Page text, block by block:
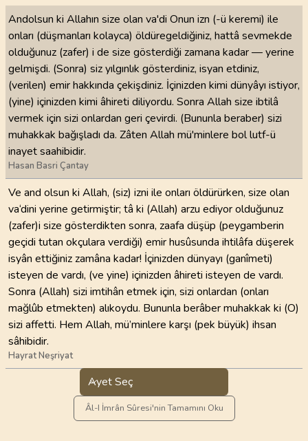
Andolsun ki Allahın size olan va'di Onun izn (-ü keremi) ile
onları (düşmanları kolayca) öldüregeldiğiniz, hattâ sevmekde
olduğunuz (zafer) i de size gösterdiği zamana kadar — yerine
gelmişdi. (Sonra) siz yılgınlık gösterdiniz, isyan etdiniz,
(verilen) emir hakkında çekişdiniz. İçinizden kimi dünyâyı istiyor,
(yine) içinizden kimi âhireti diliyordu. Sonra Allah size ibtilâ
vermek için sizi onlardan geri çevirdi. (Bununla beraber) sizi
muhakkak bağışladı da. Zâten Allah mü'minlere bol lutf-ü
inayet saahibidir.
Hasan Basri Çantay
Ve and olsun ki Allah, (siz) izni ile onları öldürürken, size olan
va‘dini yerine getirmiştir; tâ ki (Allah) arzu ediyor olduğunuz
(zafer)i size gösterdikten sonra, zaafa düşüp (peygamberin
geçidi tutan okçulara verdiği) emir husûsunda ihtilâfa düşerek
isyân ettiğiniz zamâna kadar! İçinizden dünyayı (ganîmeti)
isteyen de vardı, (ve yine) içinizden âhireti isteyen de vardı.
Sonra (Allah) sizi imtihân etmek için, sizi onlardan (onları
mağlûb etmekten) alıkoydu. Bununla berâber muhakkak ki (O)
sizi affetti. Hem Allah, mü’minlere karşı (pek büyük) ihsan
sâhibidir.
Hayrat Neşriyat
Ayet Seç
Âl-I İmrân Sûresi'nin Tamamını Oku